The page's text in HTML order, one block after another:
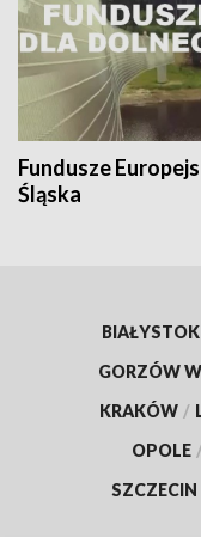
Fundusze
Śląska
BIAŁYSTOK
GORZÓW
KRAKÓW /
OPOLE
SZCZECIN